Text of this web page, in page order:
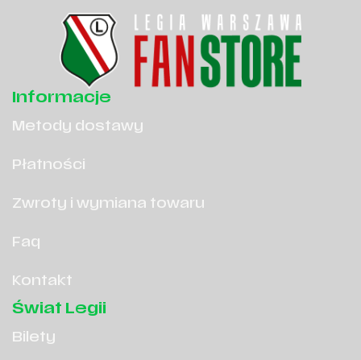
Informacje
Metody dostawy
Płatności
Zwroty i wymiana towaru
Faq
Kontakt
Świat Legii
Bilety